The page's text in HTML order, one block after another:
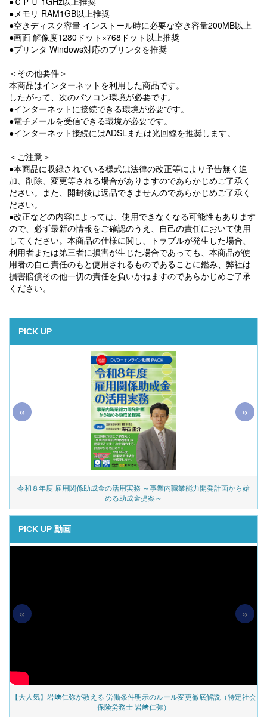
●メモリ RAM1GB以上推奨
●空きディスク容量 インストール時に必要な空き容量200MB以上
●画面 解像度1280ドット×768ドット以上推奨
●プリンタ Windows対応のプリンタを推奨
＜その他要件＞
本商品はインターネットを利用した商品です。
したがって、次のパソコン環境が必要です。
●インターネットに接続できる環境が必要です。
●電子メールを受信できる環境が必要です。
●インターネット接続にはADSLまたは光回線を推奨します。
＜ご注意＞
●本商品に収録されている様式は法律の改正等により予告無く追
加、削除、変更等される場合がありますのであらかじめご了承く
ださい。また、開封後は返品できませんのであらかじめご了承く
ださい。
●改正などの内容によっては、使用できなくなる可能性もあります
ので、必ず最新の情報をご確認のうえ、自己の責任において使用
してください。本商品の仕様に関し、トラブルが発生した場合、
利用者または第三者に損害が生じた場合であっても、本商品が使
用者の自己責任のもと使用されるものであることに鑑み、弊社は
損害賠償その他一切の責任を負いかねますのであらかじめご了承
ください。
PICK UP
令和８年度 雇用関係助成金の活用実務 ～事業内職業能力開発計画から始
める助成金提案～
« »
PICK UP 動画
【大人気】岩﨑仁弥が教える 労働条件明示のルール変更徹底解説（特定社会
保険労務士 岩﨑仁弥）
« »